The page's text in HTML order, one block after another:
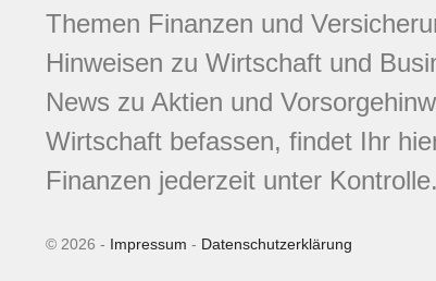
Themen Finanzen und
Hinweisen zu Wirtschaft und
News zu Aktien und
Wirtschaft befassen, findet Ihr
Finanzen jederzeit unter Kontrolle.
© 2026 - Impressum - Datenschutzerklärung